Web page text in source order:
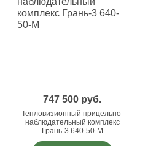
747 500 руб.
Тепловизионный прицельно-
наблюдательный комплекс
Грань-3 640-50-М